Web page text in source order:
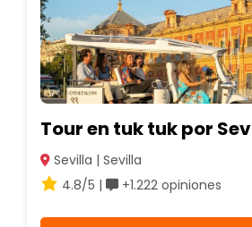
Tour en tuk tuk por
Sevilla | Sevilla
4.8/5 |
+1.222 opiniones